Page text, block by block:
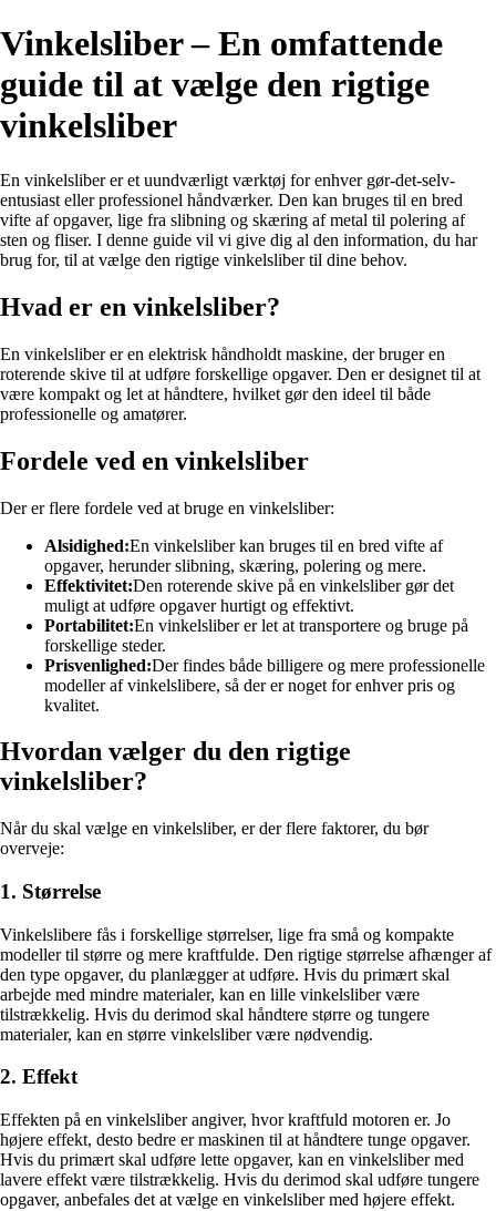
Vinkelsliber – En omfattende
guide til at vælge den rigtige
vinkelsliber
En vinkelsliber er et uundværligt værktøj for enhver gør-det-selv-
entusiast eller professionel håndværker. Den kan bruges til en bred
vifte af opgaver, lige fra slibning og skæring af metal til polering af
sten og fliser. I denne guide vil vi give dig al den information, du har
brug for, til at vælge den rigtige vinkelsliber til dine behov.
Hvad er en vinkelsliber?
En vinkelsliber er en elektrisk håndholdt maskine, der bruger en
roterende skive til at udføre forskellige opgaver. Den er designet til at
være kompakt og let at håndtere, hvilket gør den ideel til både
professionelle og amatører.
Fordele ved en vinkelsliber
Der er flere fordele ved at bruge en vinkelsliber:
Alsidighed:En vinkelsliber kan bruges til en bred vifte af
opgaver, herunder slibning, skæring, polering og mere.
Effektivitet:Den roterende skive på en vinkelsliber gør det
muligt at udføre opgaver hurtigt og effektivt.
Portabilitet:En vinkelsliber er let at transportere og bruge på
forskellige steder.
Prisvenlighed:Der findes både billigere og mere professionelle
modeller af vinkelslibere, så der er noget for enhver pris og
kvalitet.
Hvordan vælger du den rigtige
vinkelsliber?
Når du skal vælge en vinkelsliber, er der flere faktorer, du bør
overveje:
1. Størrelse
Vinkelslibere fås i forskellige størrelser, lige fra små og kompakte
modeller til større og mere kraftfulde. Den rigtige størrelse afhænger af
den type opgaver, du planlægger at udføre. Hvis du primært skal
arbejde med mindre materialer, kan en lille vinkelsliber være
tilstrækkelig. Hvis du derimod skal håndtere større og tungere
materialer, kan en større vinkelsliber være nødvendig.
2. Effekt
Effekten på en vinkelsliber angiver, hvor kraftfuld motoren er. Jo
højere effekt, desto bedre er maskinen til at håndtere tunge opgaver.
Hvis du primært skal udføre lette opgaver, kan en vinkelsliber med
lavere effekt være tilstrækkelig. Hvis du derimod skal udføre tungere
opgaver, anbefales det at vælge en vinkelsliber med højere effekt.